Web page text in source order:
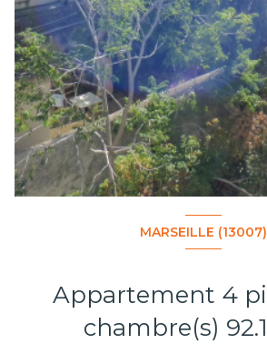
MARSEILLE (13007)
Appartement 4 pièce(s) 3